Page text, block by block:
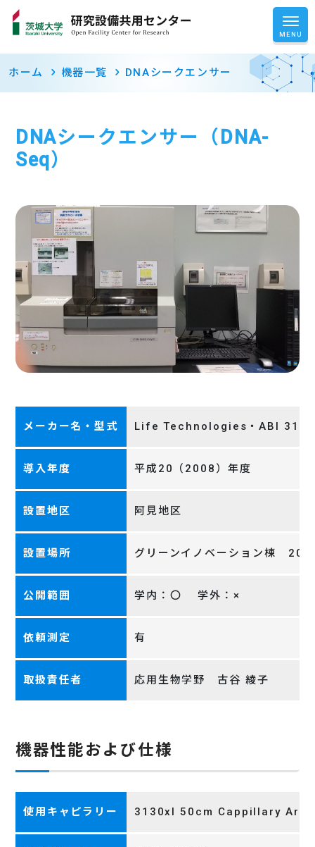
ホーム 機器一覧 DNAシークエンサー
DNAシークエンサー（DNA-
Seq）
メーカー名・型式 Life Technologies・ABI
導入年度 平成20（2008）年度
設置地区 阿見地区
設置場所 グリーンイノベーション棟 201
公開範囲 学内：〇 学外：×
依頼測定 有
取扱責任者 応用生物学野 古谷 綾子
機器性能および仕様
使用キャピラリー 3130xl 50cm Cappillary